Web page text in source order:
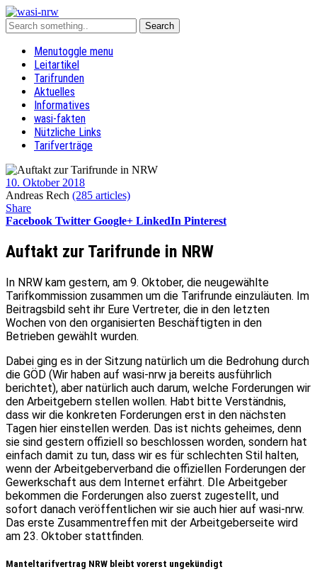
Menutoggle menu
Leitartikel
Tarifrunden
Aktuelles
Informatives
wasi-fakten
Nützliche Links
Tarifverträge
10. Oktober 2018
Andreas Rech (285 articles)
Share
Facebook Twitter Google+ LinkedIn Pinterest
Auftakt zur Tarifrunde in NRW
In NRW kam gestern, am 9. Oktober, die neugewählte
Tarifkommission zusammen um die Tarifrunde einzuläuten. Im
Beitragsbild seht ihr Eure Vertreter, die in den letzten
Wochen von den organisierten Beschäftigten in den
Betrieben gewählt wurden.
Dabei ging es in der Sitzung natürlich um die Bedrohung durch
die GÖD (Wir haben auf wasi-nrw ja bereits ausführlich
berichtet), aber natürlich auch darum, welche Forderungen wir
den Arbeitgebern stellen wollen. Habt bitte Verständnis,
dass wir die konkreten Forderungen erst in den nächsten
Tagen hier einstellen werden. Das ist nichts geheimes, denn
sie sind gestern offiziell so beschlossen worden, sondern hat
einfach damit zu tun, dass wir es für schlechten Stil halten,
wenn der Arbeitgeberverband die offiziellen Forderungen der
Gewerkschaft aus dem Internet erfährt. DIe Arbeitgeber
bekommen die Forderungen also zuerst zugestellt, und
sofort danach veröffentlichen wir sie auch hier auf wasi-nrw.
Das erste Zusammentreffen mit der Arbeitgeberseite wird
am 23. Oktober stattfinden.
Manteltarifvertrag NRW bleibt vorerst ungekündigt